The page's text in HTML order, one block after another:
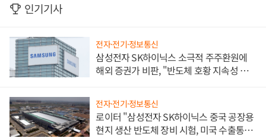
인기기사
전자·전기·정보통신
삼성전자 SK하이닉스 소극적 주주환원에
해외 증권가 비판, "반도체 호황 지속성 의
전자·전기·정보통신
로이터 "삼성전자 SK하이닉스 중국 공장용
현지 생산 반도체 장비 시험, 미국 수출통제